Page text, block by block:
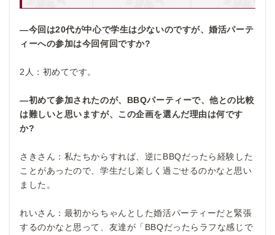
―今回は20代が中心で学生は少ないのですが、婚活パーテ
ィーへの参加は今回何回ですか?
2人：初めてです。
―初めて参加されたのが、BBQパーティーで、他との比較
は難しいと思いますが、この企画を選んだ理由は何です
か?
さきさん：私たちからすれば、逆にBBQだったら経験した
ことがあったので、学生だし楽しく過ごせるのかなと思い
ました。
れいさん：最初からちゃんとした婚活パーティーだと緊張
するのかなと思って、友達が「BBQだったらラフな感じで